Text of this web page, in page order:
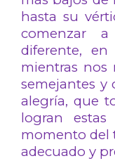
hasta su
comenzar
diferente, en
mientras nos
semejantes y
alegría, que
logran
momento del
adecuado y